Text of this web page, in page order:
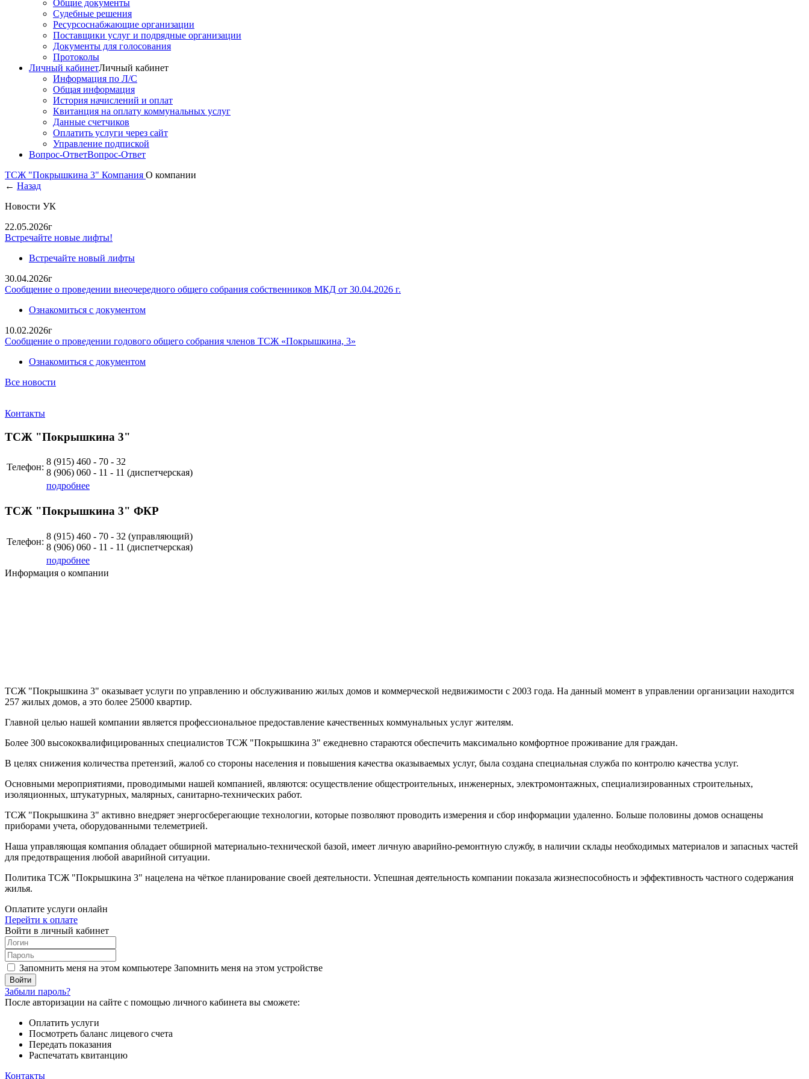
Общие документы
Судебные решения
Ресурсоснабжающие организации
Поставщики услуг и подрядные организации
Документы для голосования
Протоколы
Личный кабинетЛичный кабинет
Информация по Л/С
Общая информация
История начислений и оплат
Квитанция на оплату коммунальных услуг
Данные счетчиков
Оплатить услуги через сайт
Управление подпиской
Вопрос-ОтветВопрос-Ответ
ТСЖ "Покрышкина 3" Компания О компании
← Назад
Новости УК
22.05.2026г
Встречайте новые лифты!
Встречайте новый лифты
30.04.2026г
Сообщение о проведении внеочередного общего собрания собственников МКД от 30.04.2026 г.
Ознакомиться с документом
10.02.2026г
Сообщение о проведении годового общего собрания членов ТСЖ «Покрышкина, 3»
Ознакомиться с документом
Все новости
Контакты
ТСЖ "Покрышкина 3"
Телефон:
8 (915) 460 - 70 - 32
8 (906) 060 - 11 - 11 (диспетчерская)
подробнее
ТСЖ "Покрышкина 3" ФКР
Телефон:
8 (915) 460 - 70 - 32 (управляющий)
8 (906) 060 - 11 - 11 (диспетчерская)
подробнее
Информация о компании
ТСЖ "Покрышкина 3" оказывает услуги по управлению и обслуживанию жилых домов и коммерческой недвижимости с 2003 года. На данный момент в управлении организации находится
257 жилых домов, а это более 25000 квартир.
Главной целью нашей компании является профессиональное предоставление качественных коммунальных услуг жителям.
Более 300 высококвалифицированных специалистов ТСЖ "Покрышкина 3" ежедневно стараются обеспечить максимально комфортное проживание для граждан.
В целях снижения количества претензий, жалоб со стороны населения и повышения качества оказываемых услуг, была создана специальная служба по контролю качества услуг.
Основными мероприятиями, проводимыми нашей компанией, являются: осуществление общестроительных, инженерных, электромонтажных, специализированных строительных,
изоляционных, штукатурных, малярных, санитарно-технических работ.
ТСЖ "Покрышкина 3" активно внедряет энергосберегающие технологии, которые позволяют проводить измерения и сбор информации удаленно. Больше половины домов оснащены
приборами учета, оборудованными телеметрией.
Наша управляющая компания обладает обширной материально-технической базой, имеет личную аварийно-ремонтную службу, в наличии склады необходимых материалов и запасных частей
для предотвращения любой аварийной ситуации.
Политика ТСЖ "Покрышкина 3" нацелена на чёткое планирование своей деятельности. Успешная деятельность компании показала жизнеспособность и эффективность частного содержания
жилья.
Оплатите услуги онлайн
Перейти к оплате
Войти в личный кабинет
Запомнить меня на этом компьютере Запомнить меня на этом устройстве
Забыли пароль?
После авторизации на сайте с помощью личного кабинета вы сможете:
Оплатить услуги
Посмотреть баланс лицевого счета
Передать показания
Распечатать квитанцию
Контакты